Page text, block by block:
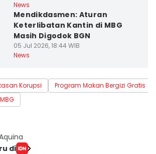
News
Mendikdasmen: Aturan
Keterlibatan Kantin di MBG
Masih Digodok BGN
05 Jul 2026, 18:44 WIB
News
Korupsi
Program Makan Bergizi Gratis
di